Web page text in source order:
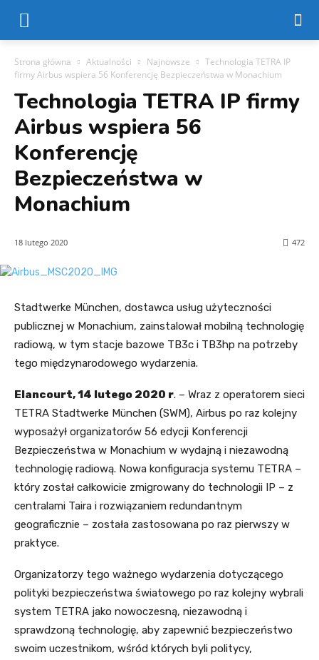
Strona główna Aktualności Najnowsze
Technologia TETRA IP
firmy Airbus wspiera 56 Konferencję Bezpieczeństwa w Monachium
Technologia TETRA IP firmy
Airbus wspiera 56
Konferencję
Bezpieczeństwa w
Monachium
472
18 lutego 2020
Stadtwerke München, dostawca usług użyteczności
publicznej w Monachium, zainstalował mobilną technologię
radiową, w tym stacje bazowe TB3c i TB3hp na potrzeby
tego międzynarodowego wydarzenia.
Elancourt, 14 lutego 2020 r. – Wraz z operatorem sieci
TETRA Stadtwerke München (SWM), Airbus po raz kolejny
wyposażył organizatorów 56 edycji Konferencji
Bezpieczeństwa w Monachium w wydajną i niezawodną
technologię radiową. Nowa konfiguracja systemu TETRA –
który został całkowicie zmigrowany do technologii IP – z
centralami Taira i rozwiązaniem redundantnym
geograficznie – została zastosowana po raz pierwszy w
praktyce.
Organizatorzy tego ważnego wydarzenia dotyczącego
polityki bezpieczeństwa światowego po raz kolejny wybrali
system TETRA jako nowoczesną, niezawodną i
sprawdzoną technologię, aby zapewnić bezpieczeństwo
swoim uczestnikom, wśród których byli politycy,